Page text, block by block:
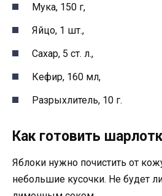
Мука, 150 г,
Яйцо, 1 шт.,
Сахар, 5 ст. л.,
Кефир, 160 мл,
Разрыхлитель, 10 г.
Как готовить
Яблоки нужно почистить от
небольшие кусочки. Не будет